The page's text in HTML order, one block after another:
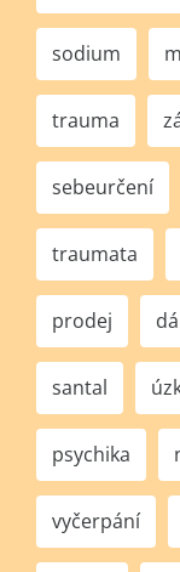
sodium
trauma
sebeurčení
traumata
prodej
santal
psychika
vyčerpání